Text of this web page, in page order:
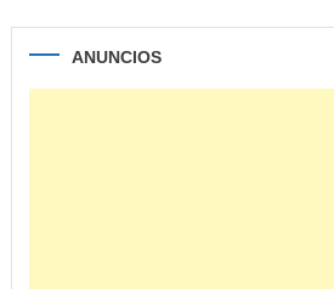
ANUNCIOS